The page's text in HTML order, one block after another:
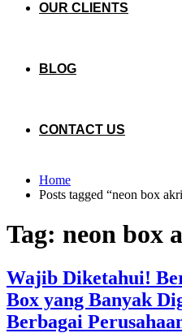
OUR CLIENTS
BLOG
CONTACT US
Home
Posts tagged “neon box
Tag: neon box
Wajib Diketahui!
Box yang Banyak
Berbagai